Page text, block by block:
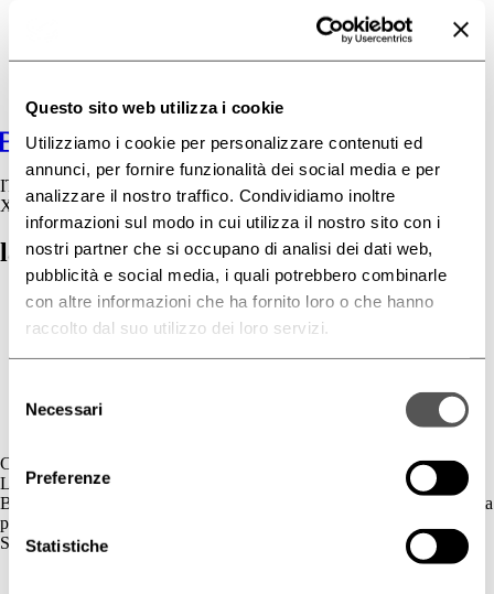
Questo sito web utilizza i cookie
Utilizziamo i cookie per personalizzare contenuti ed
annunci, per fornire funzionalità dei social media e per
analizzare il nostro traffico. Condividiamo inoltre
informazioni sul modo in cui utilizza il nostro sito con i
nostri partner che si occupano di analisi dei dati web,
pubblicità e social media, i quali potrebbero combinarle
con altre informazioni che ha fornito loro o che hanno
raccolto dal suo utilizzo dei loro servizi.
delNecessari
Preferenze
Statistiche
IT
X
laris_banner
Contatti
L'azienda
BIOGENA è un’azienda cosmetica la cui gamma di prodotti è dedicata
principalmente al benessere della pelle.
Skincare